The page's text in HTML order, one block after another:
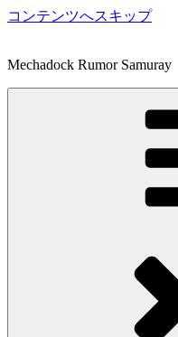
コンテンツへスキップ
Mechadock Rumor Samuray